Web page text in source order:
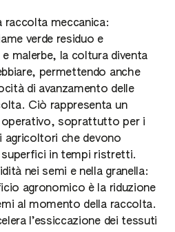
raccolta meccanica:
verde residuo e
malerbe, la coltura diventa
permettendo anche
di avanzamento delle
Ciò rappresenta un
operativo, soprattutto per i
agricoltori che devono
superfici in tempi ristretti.
nei semi e nella granella:
agronomico è la riduzione
al momento della raccolta.
l’essiccazione dei tessuti